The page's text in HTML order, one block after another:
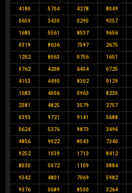
4180 5704 4278 8049
0659 3430 0295 9357
1685 5561 8537 9656
0319 8636 7597 2675
1202 8063 0756 1651
0762 4208 6454 0725
4153 4490 8302 0129
1683 4006 0963 8230
2381 4825 3579 2757
0393 9721 9141 5688
0624 5376 9873 3496
4856 9022 8543 7340
9252 1039 1713 8412
8030 5072 1109 0884
9342 4801 7069 5982
9376 0689 8500 3264